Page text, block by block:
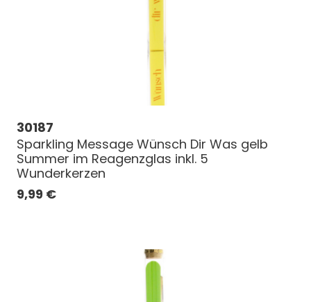
30187
Sparkling Message Wünsch Dir Was gelb
Summer im Reagenzglas inkl. 5
Wunderkerzen
9,99 €